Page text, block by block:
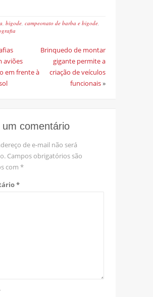
, bigode, campeonato de barba e bigode,
aviões
em frente à
Brinquedo de montar
gigante permite a
criação de veículos
funcionais»
um comentário
de e-mail não será
Campos obrigatórios são
com *
*